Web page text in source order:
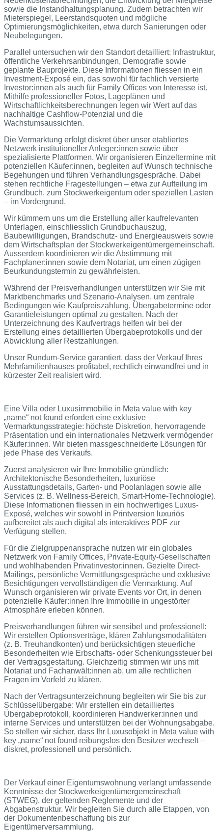
sowie die Instandhaltungsplanung. Zudem betrachten wir
Mieterspiegel, Leerstandsquoten und mögliche
Optimierungsmöglichkeiten, etwa durch Sanierungen oder
Neubelegungen.
Parallel untersuchen wir den Standort detailliert: Infrastruktur,
öffentliche Verkehrsanbindungen, Demografie sowie
geplante Bauprojekte. Diese Informationen fliessen in ein
Investment-Exposé ein, das sowohl für fachlich versierte
Investor:innen als auch für Family Offices von Interesse ist.
Mithilfe professioneller Fotos, Lageplänen und
Wirtschaftlichkeitsberechnungen legen wir Wert auf das
nachhaltige Cashflow-Potenzial und die
Wachstumsaussichten.
Die Vermarktung erfolgt diskret über unser etabliertes
Netzwerk institutioneller Anleger:innen sowie über
spezialisierte Plattformen. Wir organisieren Einzeltermine mit
potenziellen Käufer:innen, begleiten auf Wunsch technische
Begehungen und führen Verhandlungsgespräche. Dabei
stehen rechtliche Fragestellungen – etwa zur Aufteilung im
Grundbuch, zum Stockwerkeigentum oder speziellen Lasten
– im Vordergrund.
Wir kümmern uns um die Erstellung aller kaufrelevanten
Unterlagen, einschliesslich Grundbuchauszug,
Baubewilligungen, Brandschutz- und Energieausweis sowie
dem Wirtschaftsplan der Stockwerkeigentümergemeinschaft.
Ausserdem koordinieren wir die Abstimmung mit
Fachplaner:innen sowie dem Notariat, um einen zügigen
Beurkundungstermin zu gewährleisten.
Während der Preisverhandlungen unterstützen wir Sie mit
Marktbenchmarks und Szenario-Analysen, um zentrale
Bedingungen wie Kaufpreiszahlung, Übergabetermine oder
Garantieleistungen optimal zu gestalten. Nach der
Unterzeichnung des Kaufvertrags helfen wir bei der
Erstellung eines detaillierten Übergabeprotokolls und der
Abwicklung aller Restzahlungen.
Unser Rundum-Service garantiert, dass der Verkauf Ihres
Mehrfamilienhauses profitabel, rechtlich einwandfrei und in
kürzester Zeit realisiert wird.
Eine Villa oder Luxusimmobilie in Meta value with key
„name“ not found erfordert eine exklusive
Vermarktungsstrategie: höchste Diskretion, hervorragende
Präsentation und ein internationales Netzwerk vermögender
Käufer:innen. Wir bieten massgeschneiderte Lösungen für
jede Phase des Verkaufs.
Zuerst analysieren wir Ihre Immobilie gründlich:
Architektonische Besonderheiten, luxuriöse
Ausstattungsdetails, Garten- und Poolanlagen sowie alle
Services (z. B. Wellness-Bereich, Smart-Home-Technologie).
Diese Informationen fliessen in ein hochwertiges Luxus-
Exposé, welches wir sowohl in Printversion luxuriös
aufbereitet als auch digital als interaktives PDF zur
Verfügung stellen.
Für die Zielgruppenansprache nutzen wir ein globales
Netzwerk von Family Offices, Private-Equity-Gesellschaften
und wohlhabenden Privatinvestor:innen. Gezielte Direct-
Mailings, persönliche Vermittlungsgespräche und exklusive
Besichtigungen vervollständigen die Vermarktung. Auf
Wunsch organisieren wir private Events vor Ort, in denen
potenzielle Käufer:innen Ihre Immobilie in ungestörter
Atmosphäre erleben können.
Preisverhandlungen führen wir sensibel und professionell:
Wir erstellen Optionsverträge, klären Zahlungsmodalitäten
(z. B. Treuhandkonten) und berücksichtigen steuerliche
Besonderheiten wie Erbschafts- oder Schenkungssteuer bei
der Vertragsgestaltung. Gleichzeitig stimmen wir uns mit
Notariat und Fachanwält:innen ab, um alle rechtlichen
Fragen im Vorfeld zu klären.
Nach der Vertragsunterzeichnung begleiten wir Sie bis zur
Schlüsselübergabe: Wir erstellen ein detailliertes
Übergabeprotokoll, koordinieren Handwerker:innen und
interne Services und unterstützen bei der Wohnungsabgabe.
So stellen wir sicher, dass Ihr Luxusobjekt in Meta value with
key „name“ not found reibungslos den Besitzer wechselt –
diskret, professionell und persönlich.
Der Verkauf einer Eigentumswohnung verlangt umfassende
Kenntnisse der Stockwerkeigentümergemeinschaft
(STWEG), der geltenden Reglemente und der
Abgabenstruktur. Wir begleiten Sie durch alle Etappen, von
der Dokumentenbeschaffung bis zur
Eigentümerversammlung.